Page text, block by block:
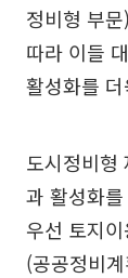
정비형 부
따라 이들
활성화를
도시정비형
과 활성화
우선 토지
(공공정비